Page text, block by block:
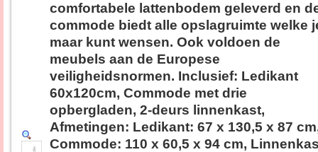
comfortabele lattenbodem geleverd en
commode biedt alle opslagruimte welke
maar kunt wensen. Ook voldoen de
meubels aan de Europese
veiligheidsnormen. Inclusief: Ledikant
60x120cm, Commode met drie
opbergladen, 2-deurs linnenkast,
Afmetingen: Ledikant: 67 x 130,5 x 87
Commode: 110 x 60,5 x 94 cm,